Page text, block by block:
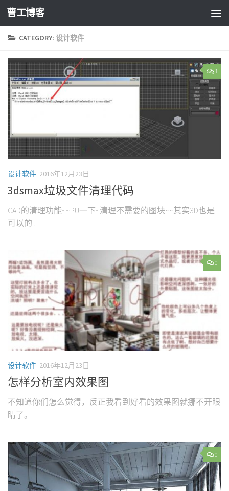
曹工博客
CATEGORY: 设计软件
1
设计软件 2016年12月23日
3dsmax垃圾文件清理代码
CAD的清理功能~~PU一下~清理不需要的图块~~其实3D也是
可以的...
0
设计软件 2016年12月23日
怎样分析室内效果图
不知道你们怎么觉得，反正我看到好看的效果图就挪不开眼
睛了。
0